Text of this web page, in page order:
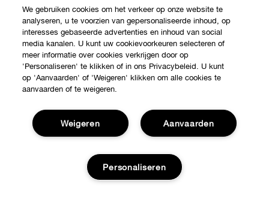
We gebruiken cookies om het verkeer op onze website te
analyseren, u te voorzien van gepersonaliseerde inhoud, op
interesses gebaseerde advertenties en inhoud van social
media kanalen. U kunt uw cookievoorkeuren selecteren of
meer informatie over cookies verkrijgen door op
'Personaliseren' te klikken of in ons Privacybeleid. U kunt
op 'Aanvaarden' of 'Weigeren' klikken om alle cookies te
aanvaarden of te weigeren.
Aanvaarden
Weigeren
Personaliseren